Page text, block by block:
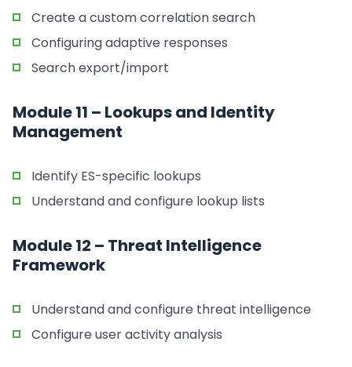
Create a custom correlation search
Configuring adaptive responses
Search export/import
Module 11 – Lookups and Identity
Management
Identify ES-specific lookups
Understand and configure lookup lists
Module 12 – Threat Intelligence
Framework
Understand and configure threat intelligence
Configure user activity analysis